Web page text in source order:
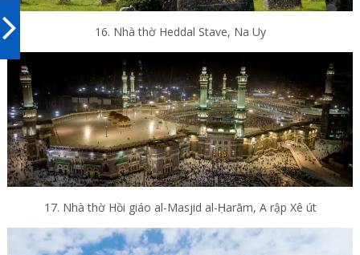
16. Nhà thờ Heddal Stave, Na Uy
17. Nhà thờ Hồi giáo al-Masjid al-Ḥarām, A rập Xê út